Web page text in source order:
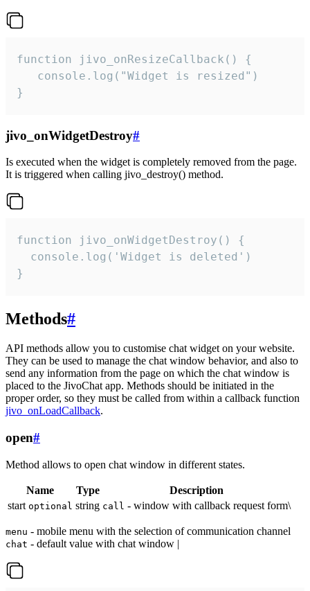
function jivo_onResizeCallback() {
   console.log("Widget is resized")
}
jivo_onWidgetDestroy#
Is executed when the widget is completely removed from the page.
It is triggered when calling jivo_destroy() method.
function jivo_onWidgetDestroy() {
  console.log('Widget is deleted')
}
Methods#
API methods allow you to customise chat widget on your website.
They can be used to manage the chat window behavior, and also to
send any information from the page on which the chat window is
placed to the JivoChat app. Methods should be initiated in the
proper order, so they must be called from within a callback function
jivo_onLoadCallback.
open#
Method allows to open chat window in different states.
Name Type
Description
start optional string call - window with callback request form\
menu - mobile menu with the selection of communication channel
chat - default value with chat window |